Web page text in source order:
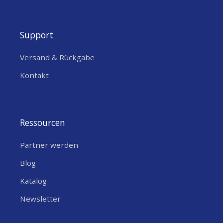
Support
Versand & Rückgabe
Kontakt
Ressourcen
Partner werden
Blog
Katalog
Newsletter